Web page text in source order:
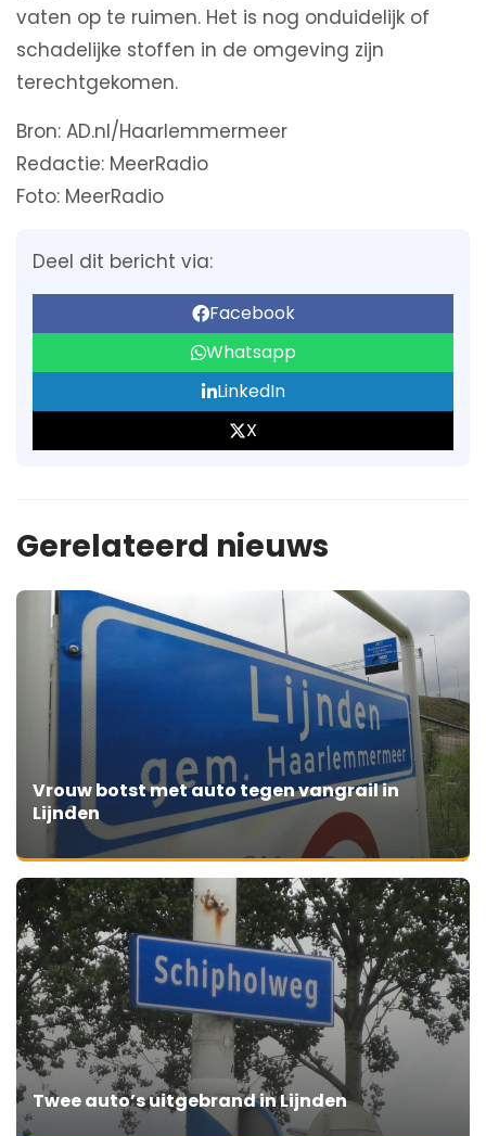
vaten op te ruimen. Het is nog onduidelijk of
schadelijke stoffen in de omgeving zijn
terechtgekomen.
Bron: AD.nl/Haarlemmermeer
Redactie: MeerRadio
Foto: MeerRadio
Deel dit bericht via:
Facebook
Whatsapp
LinkedIn
X
Gerelateerd nieuws
Vrouw botst met auto tegen vangrail in
Lijnden
Twee auto’s uitgebrand in Lijnden